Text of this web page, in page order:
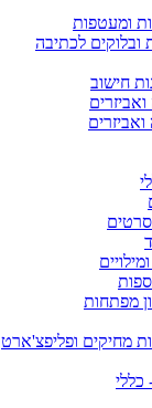
ומעטפות
לכתיבה
חישוב
מפתחות
מחיקים ופליפצ'ארט